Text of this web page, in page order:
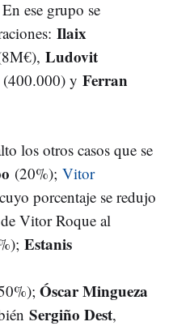
ese grupo se
Ilaix
Ludovit
(400.000) y Ferran
los otros casos que se
(20%); Vitor
porcentaje se redujo
Vitor Roque al
Estanis
Óscar Mingueza
Sergiño Dest,